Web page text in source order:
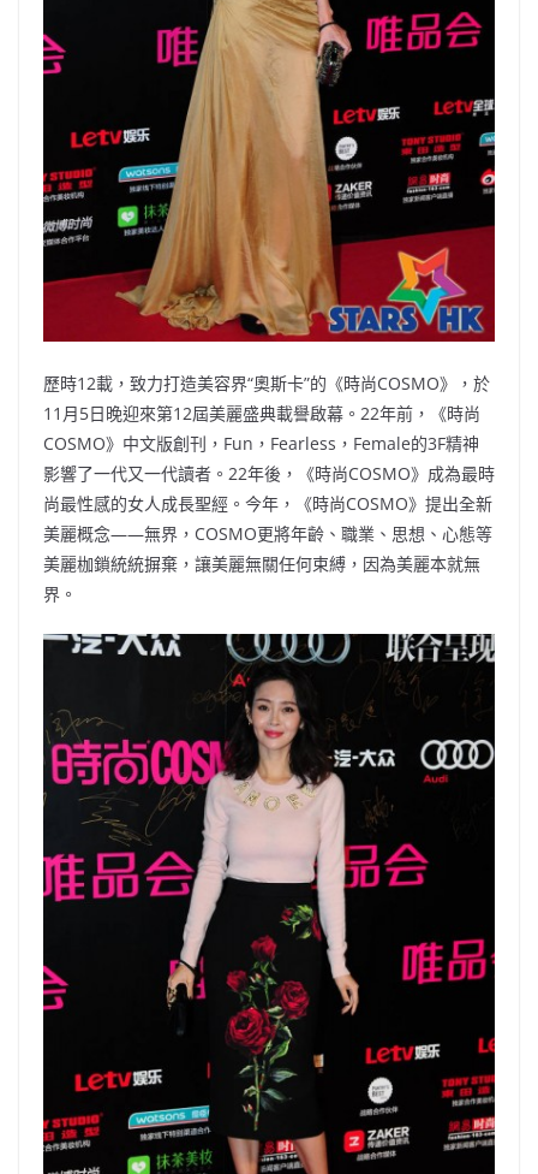
歷時12載，致力打造美容界“奧斯卡”的《時尚COSMO》，於
11月5日晚迎來第12屆美麗盛典載譽啟幕。22年前，《時尚
COSMO》中文版創刊，Fun，Fearless，Female的3F精神
影響了一代又一代讀者。22年後，《時尚COSMO》成為最時
尚最性感的女人成長聖經。今年，《時尚COSMO》提出全新
美麗概念——無界，COSMO更將年齡、職業、思想、心態等
美麗枷鎖統統摒棄，讓美麗無關任何束縛，因為美麗本就無
界。